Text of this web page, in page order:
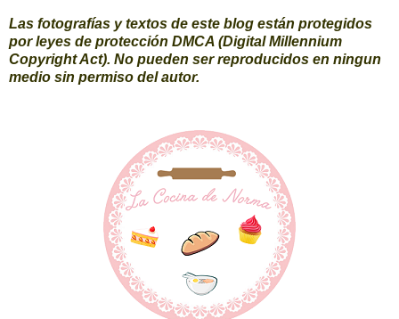
Las fotografías y textos de este blog están protegidos
por leyes de protección DMCA (Digital Millennium
Copyright Act). No pueden ser reproducidos en ningun
medio sin permiso del autor.